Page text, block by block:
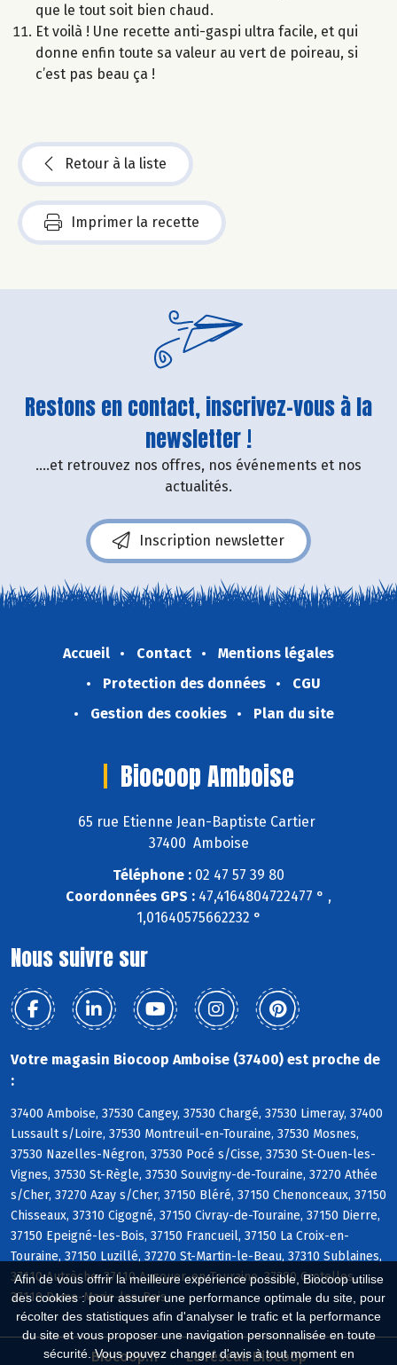
Afin de vous offrir la meilleure expérience possible, Biocoop utilise
des cookies : pour assurer une performance optimale du site, pour
récolter des statistiques afin d'analyser le trafic et la performance
du site et vous proposer une navigation personnalisée en toute
sécurité. Vous pouvez changer d'avis à tout moment en
que le tout soit bien chaud.
Et voilà ! Une recette anti-gaspi ultra facile, et qui
donne enfin toute sa valeur au vert de poireau, si
c’est pas beau ça !
Retour à la liste
Imprimer la recette
Restons en contact, inscrivez-vous à la
newsletter !
....et retrouvez nos offres, nos événements et nos
actualités.
Inscription newsletter
Accueil Contact
Mentions légales
Protection des données
CGU
Gestion des cookies
Plan du site
Biocoop Amboise
65 rue Etienne Jean-Baptiste Cartier
37400 Amboise
Téléphone : 02 47 57 39 80
Coordonnées GPS : 47,4164804722477 ° ,
1,01640575662232 °
Nous suivre sur
Votre magasin Biocoop Amboise (37400) est proche de
:
37400 Amboise, 37530 Cangey, 37530 Chargé, 37530 Limeray, 37400
Lussault s/Loire, 37530 Montreuil-en-Touraine, 37530 Mosnes,
37530 Nazelles-Négron, 37530 Pocé s/Cisse, 37530 St-Ouen-les-
Vignes, 37530 St-Règle, 37530 Souvigny-de-Touraine, 37270 Athée
s/Cher, 37270 Azay s/Cher, 37150 Bléré, 37150 Chenonceaux, 37150
Chisseaux, 37310 Cigogné, 37150 Civray-de-Touraine, 37150 Dierre,
37150 Epeigné-les-Bois, 37150 Francueil, 37150 La Croix-en-
Touraine, 37150 Luzillé, 37270 St-Martin-le-Beau, 37310 Sublaines,
37110 Autrèche, 37110 Auzouer-en-Touraine, 37380 Crotelles,
37110 Dame-Marie-les-Bois
Biocoop.fr Le réseau Biocoop